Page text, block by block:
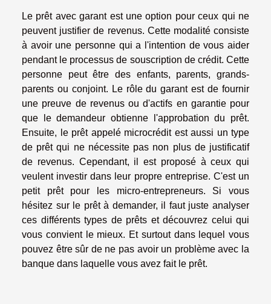
Le prêt avec garant est une option pour ceux qui ne
peuvent justifier de revenus. Cette modalité consiste
à avoir une personne qui a l'intention de vous aider
pendant le processus de souscription de crédit. Cette
personne peut être des enfants, parents, grands-
parents ou conjoint. Le rôle du garant est de fournir
une preuve de revenus ou d'actifs en garantie pour
que le demandeur obtienne l'approbation du prêt.
Ensuite, le prêt appelé microcrédit est aussi un type
de prêt qui ne nécessite pas non plus de justificatif
de revenus. Cependant, il est proposé à ceux qui
veulent investir dans leur propre entreprise. C'est un
petit prêt pour les micro-entrepreneurs. Si vous
hésitez sur le prêt à demander, il faut juste analyser
ces différents types de prêts et découvrez celui qui
vous convient le mieux. Et surtout dans lequel vous
pouvez être sûr de ne pas avoir un problème avec la
banque dans laquelle vous avez fait le prêt.